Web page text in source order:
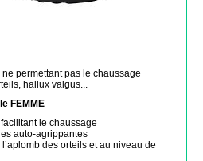
permettant pas le chaussage
hallux valgus...
FEMME
le chaussage
auto-agrippantes
des orteils et au niveau de